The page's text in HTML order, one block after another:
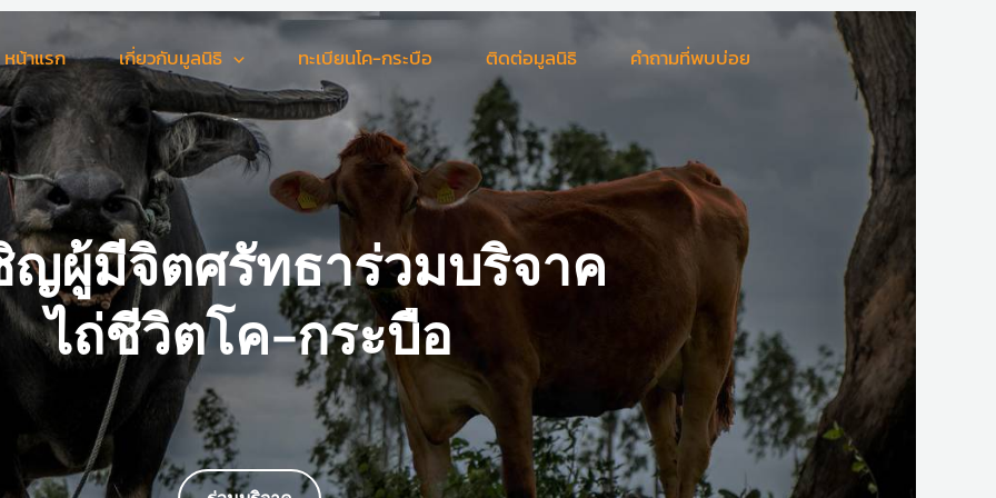
หน้าแรก เกี่ยวกับมูลนิธิ ทะเบียนโค-กระบือ ติดต่อมูลนิธิ คำถามที่พบบ่อย
ญผู้มีจิตศรัทธาร่วมบริจาค
ไถ่ชีวิตโค-กระบือ